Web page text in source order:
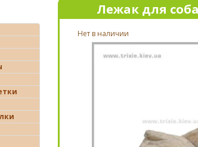
Лежак для
Нет в наличии